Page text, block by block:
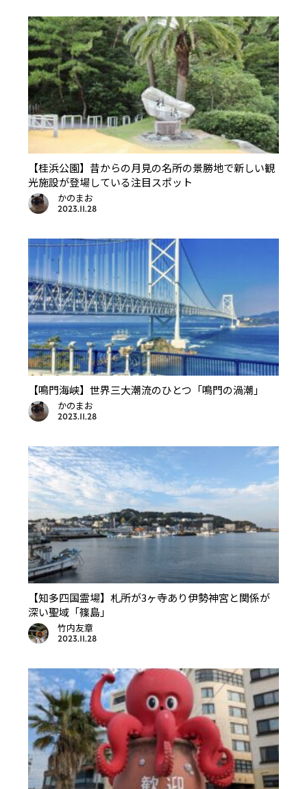
【桂浜公園】昔からの月見の名所の景勝地で新しい観
光施設が登場している注目スポット
かのまお
2023.11.28
【鳴門海峡】世界三大潮流のひとつ「鳴門の渦潮」
かのまお
2023.11.28
【知多四国霊場】札所が3ヶ寺あり伊勢神宮と関係が
深い聖域「篠島」
竹内友章
2023.11.28